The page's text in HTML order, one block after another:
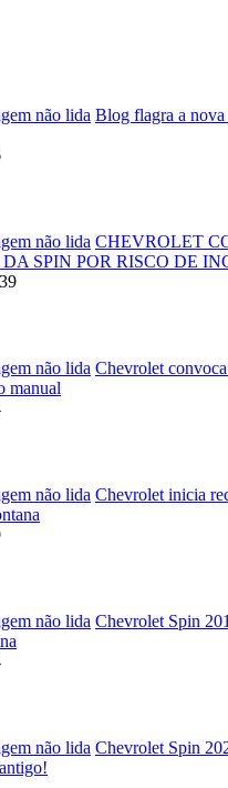
Blog flagra a nova
CHEVROLET
SPIN POR RISCO DE
Chevrolet
manual
Chevrolet inicia
Chevrolet Spin
Chevrolet Spin